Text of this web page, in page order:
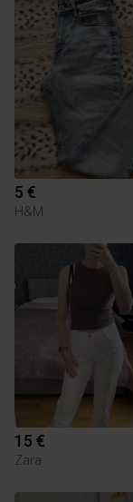
5 €
H&M
15 €
Zara